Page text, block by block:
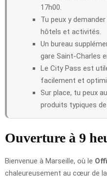
17h00.
Tu peux y
hôtels et activités.
Un bureau
gare Saint-Charles
Le City Pass est
facilement et
Sur place, tu peux
produits typiques de
Ouverture à 9
Bienvenue à Marseille, où le
chaleureusement au cœur de